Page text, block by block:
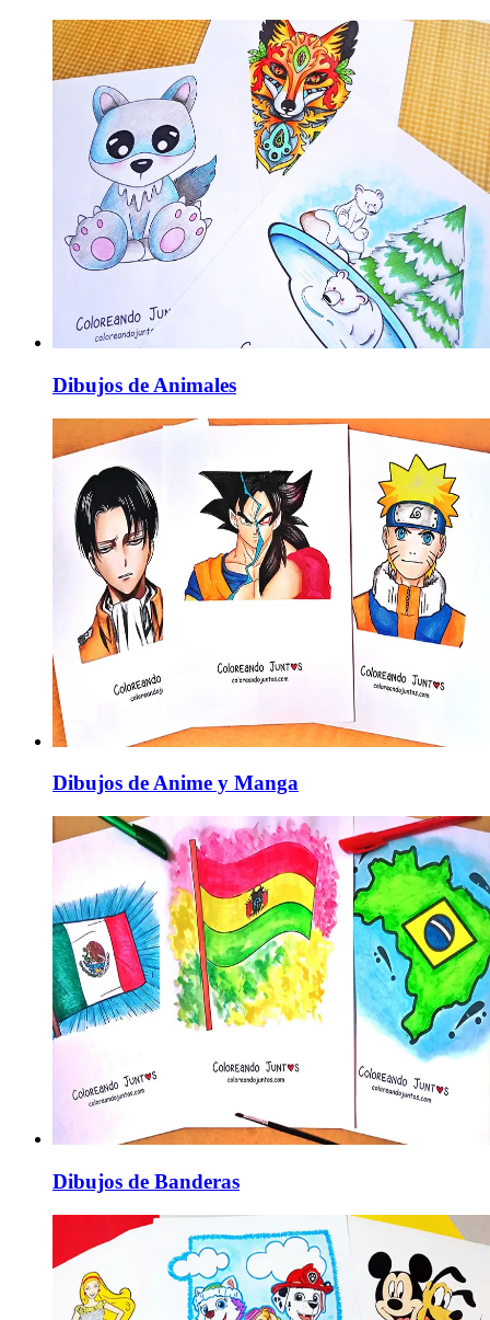
Dibujos de Animales
Dibujos de Anime y Manga
Dibujos de Banderas